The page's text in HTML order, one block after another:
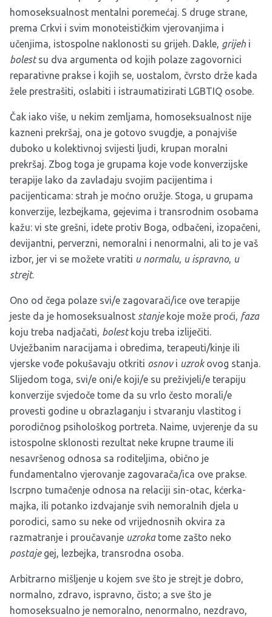
homoseksualnost mentalni poremećaj. S druge strane,
prema Crkvi i svim monoteističkim vjerovanjima i
učenjima, istospolne naklonosti su grijeh. Dakle, grijeh i
bolestsu dva argumenta od kojih polaze zagovornici
reparativne prakse i kojih se, uostalom, čvrsto drže kada
žele prestrašiti, oslabiti i istraumatizirati LGBTIQ osobe.
Čak iako više, u nekim zemljama, homoseksualnost nije
kazneni prekršaj, ona je gotovo svugdje, a ponajviše
duboko u kolektivnoj svijesti ljudi, krupan moralni
prekršaj. Zbog toga je grupama koje vode konverzijske
terapije lako da zavladaju svojim pacijentima i
pacijenticama: strah je moćno oružje. Stoga, u grupama
konverzije, lezbejkama, gejevima i transrodnim osobama
kažu: vi ste grešni, idete protiv Boga, odbačeni, izopačeni,
devijantni, perverzni, nemoralni i nenormalni, ali to je vaš
izbor, jer vi se možete vratiti u normalu, u ispravno, u
strejt.
Ono od čega polaze svi/e zagovarači/ice ove terapije
jeste da je homoseksualnost stanje koje može proći, faza
koju treba nadjačati, bolestkoju treba izliječiti.
Uvježbanim naracijama i obredima, terapeuti/kinje ili
vjerske vođe pokušavaju otkriti osnovi uzrokovog stanja.
Slijedom toga, svi/e oni/e koji/e su preživjeli/e terapiju
konverzije svjedoče tome da su vrlo često morali/e
provesti godine u obrazlaganju i stvaranju vlastitog i
porodičnog psihološkog portreta. Naime, uvjerenje da su
istospolne sklonosti rezultat neke krupne traume ili
nesavršenog odnosa sa roditeljima, obično je
fundamentalno vjerovanje zagovarača/ica ove prakse.
Iscrpno tumačenje odnosa na relaciji sin-otac, kćerka-
majka, ili potanko izdvajanje svih nemoralnih djela u
porodici, samo su neke od vrijednosnih okvira za
razmatranje i proučavanje uzrokatome zašto neko
postajegej, lezbejka, transrodna osoba.
Arbitrarno mišljenje u kojem sve što je strejt je dobro,
normalno, zdravo, ispravno, čisto; a sve što je
homoseksualno je nemoralno, nenormalno, nezdravo,